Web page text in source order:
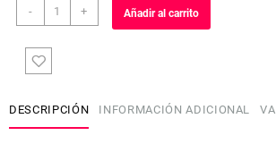
-
Jersey
de
Estandar
Caballero
+ Añadir al carrito
DESCRIPCIÓN INFORMACIÓN ADICIONAL